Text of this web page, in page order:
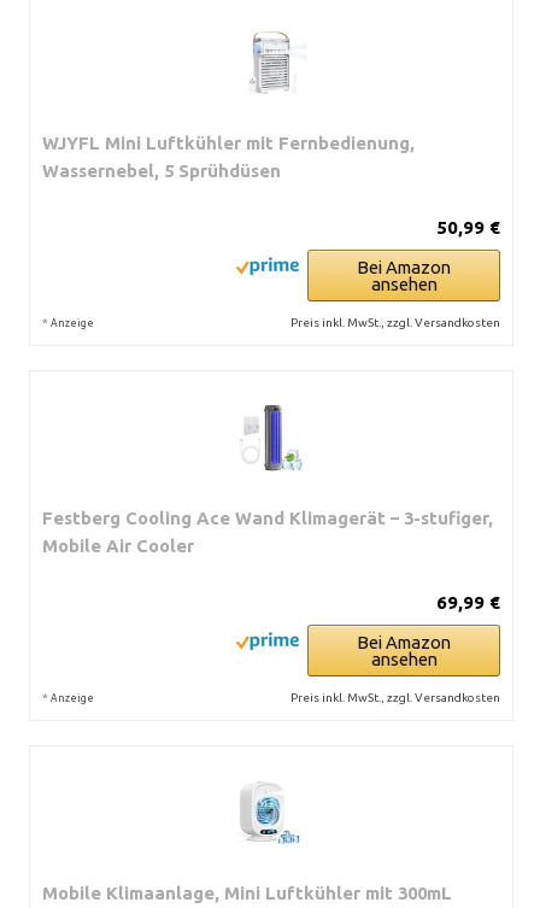
WJYFL Mini Luftkühler mit Fernbedienung,
Wassernebel, 5 Sprühdüsen
50,99 €
Bei Amazon
ansehen
* Anzeige Preis inkl. MwSt., zzgl. Versandkosten
Festberg Cooling Ace Wand Klimagerät – 3-stufiger,
Mobile Air Cooler
69,99 €
Bei Amazon
ansehen
* Anzeige Preis inkl. MwSt., zzgl. Versandkosten
Mobile Klimaanlage, Mini Luftkühler mit 300mL